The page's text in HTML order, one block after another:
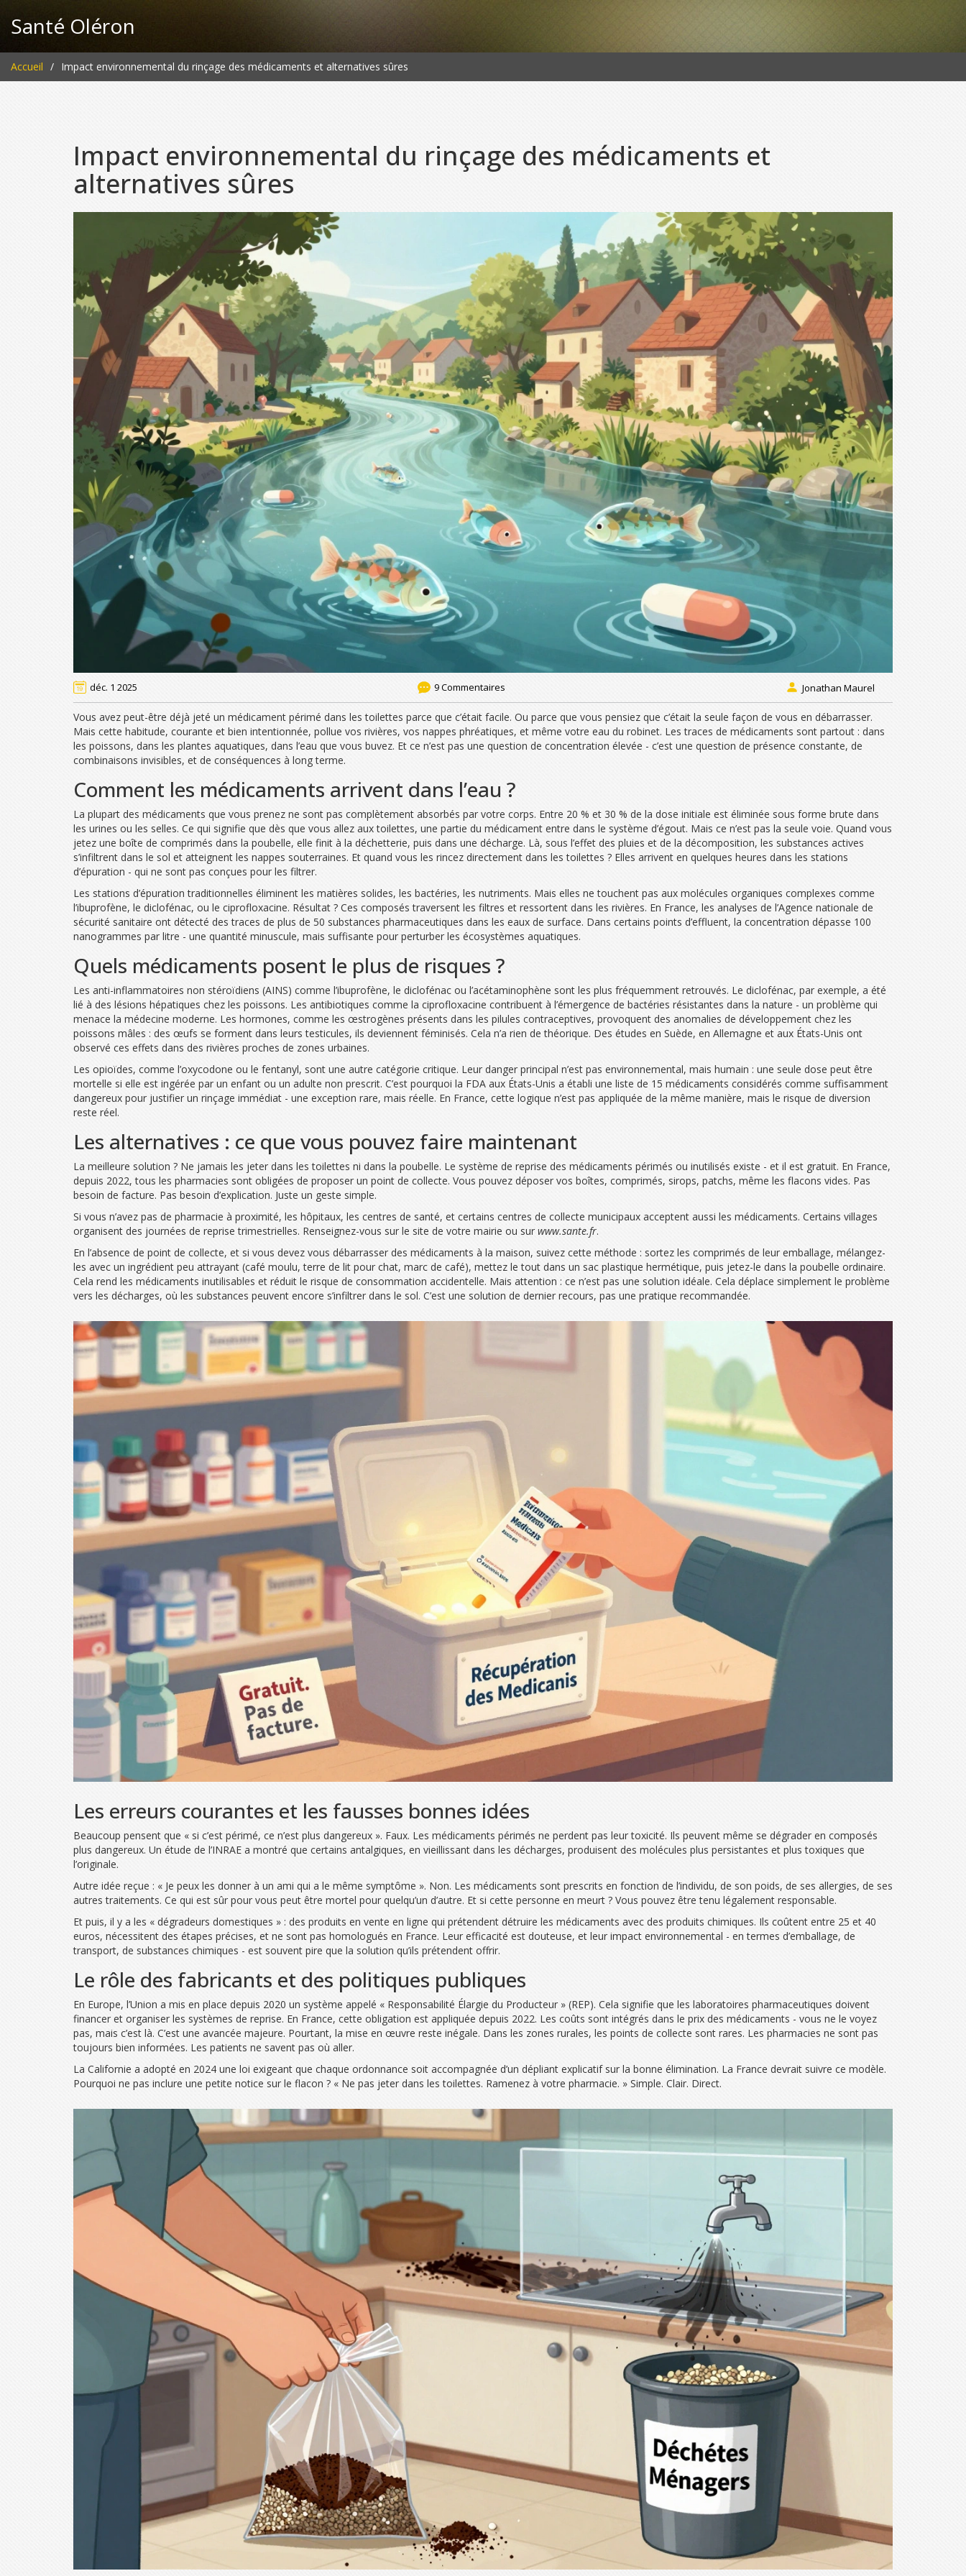
Santé Oléron
Accueil Impact environnemental du rinçage des médicaments et alternatives sûres
Impact environnemental du rinçage des médicaments et
alternatives sûres
déc. 1 2025 9 Commentaires Jonathan Maurel
Vous avez peut-être déjà jeté un médicament périmé dans les toilettes parce que c’était facile. Ou parce que vous pensiez que c’était la seule façon de vous en débarrasser.
Mais cette habitude, courante et bien intentionnée, pollue vos rivières, vos nappes phréatiques, et même votre eau du robinet. Les traces de médicaments sont partout : dans
les poissons, dans les plantes aquatiques, dans l’eau que vous buvez. Et ce n’est pas une question de concentration élevée - c’est une question de présence constante, de
combinaisons invisibles, et de conséquences à long terme.
Comment les médicaments arrivent dans l’eau ?
La plupart des médicaments que vous prenez ne sont pas complètement absorbés par votre corps. Entre 20 % et 30 % de la dose initiale est éliminée sous forme brute dans
les urines ou les selles. Ce qui signifie que dès que vous allez aux toilettes, une partie du médicament entre dans le système d’égout. Mais ce n’est pas la seule voie. Quand vous
jetez une boîte de comprimés dans la poubelle, elle finit à la déchetterie, puis dans une décharge. Là, sous l’effet des pluies et de la décomposition, les substances actives
s’infiltrent dans le sol et atteignent les nappes souterraines. Et quand vous les rincez directement dans les toilettes ? Elles arrivent en quelques heures dans les stations
d’épuration - qui ne sont pas conçues pour les filtrer.
Les stations d’épuration traditionnelles éliminent les matières solides, les bactéries, les nutriments. Mais elles ne touchent pas aux molécules organiques complexes comme
l’ibuprofène, le diclofénac, ou le ciprofloxacine. Résultat ? Ces composés traversent les filtres et ressortent dans les rivières. En France, les analyses de l’Agence nationale de
sécurité sanitaire ont détecté des traces de plus de 50 substances pharmaceutiques dans les eaux de surface. Dans certains points d’effluent, la concentration dépasse 100
nanogrammes par litre - une quantité minuscule, mais suffisante pour perturber les écosystèmes aquatiques.
Quels médicaments posent le plus de risques ?
Les anti-inflammatoires non stéroïdiens (AINS) comme l’ibuprofène, le diclofénac ou l’acétaminophène sont les plus fréquemment retrouvés. Le diclofénac, par exemple, a été
lié à des lésions hépatiques chez les poissons. Les antibiotiques comme la ciprofloxacine contribuent à l’émergence de bactéries résistantes dans la nature - un problème qui
menace la médecine moderne. Les hormones, comme les œstrogènes présents dans les pilules contraceptives, provoquent des anomalies de développement chez les
poissons mâles : des œufs se forment dans leurs testicules, ils deviennent féminisés. Cela n’a rien de théorique. Des études en Suède, en Allemagne et aux États-Unis ont
observé ces effets dans des rivières proches de zones urbaines.
Les opioïdes, comme l’oxycodone ou le fentanyl, sont une autre catégorie critique. Leur danger principal n’est pas environnemental, mais humain : une seule dose peut être
mortelle si elle est ingérée par un enfant ou un adulte non prescrit. C’est pourquoi la FDA aux États-Unis a établi une liste de 15 médicaments considérés comme suffisamment
dangereux pour justifier un rinçage immédiat - une exception rare, mais réelle. En France, cette logique n’est pas appliquée de la même manière, mais le risque de diversion
reste réel.
Les alternatives : ce que vous pouvez faire maintenant
La meilleure solution ? Ne jamais les jeter dans les toilettes ni dans la poubelle. Le système de reprise des médicaments périmés ou inutilisés existe - et il est gratuit. En France,
depuis 2022, tous les pharmacies sont obligées de proposer un point de collecte. Vous pouvez déposer vos boîtes, comprimés, sirops, patchs, même les flacons vides. Pas
besoin de facture. Pas besoin d’explication. Juste un geste simple.
Si vous n’avez pas de pharmacie à proximité, les hôpitaux, les centres de santé, et certains centres de collecte municipaux acceptent aussi les médicaments. Certains villages
organisent des journées de reprise trimestrielles. Renseignez-vous sur le site de votre mairie ou surwww.sante.fr.
En l’absence de point de collecte, et si vous devez vous débarrasser des médicaments à la maison, suivez cette méthode : sortez les comprimés de leur emballage, mélangez-
les avec un ingrédient peu attrayant (café moulu, terre de lit pour chat, marc de café), mettez le tout dans un sac plastique hermétique, puis jetez-le dans la poubelle ordinaire.
Cela rend les médicaments inutilisables et réduit le risque de consommation accidentelle. Mais attention : ce n’est pas une solution idéale. Cela déplace simplement le problème
vers les décharges, où les substances peuvent encore s’infiltrer dans le sol. C’est une solution de dernier recours, pas une pratique recommandée.
Les erreurs courantes et les fausses bonnes idées
Beaucoup pensent que « si c’est périmé, ce n’est plus dangereux ». Faux. Les médicaments périmés ne perdent pas leur toxicité. Ils peuvent même se dégrader en composés
plus dangereux. Un étude de l’INRAE a montré que certains antalgiques, en vieillissant dans les décharges, produisent des molécules plus persistantes et plus toxiques que
l’originale.
Autre idée reçue : « Je peux les donner à un ami qui a le même symptôme ». Non. Les médicaments sont prescrits en fonction de l’individu, de son poids, de ses allergies, de ses
autres traitements. Ce qui est sûr pour vous peut être mortel pour quelqu’un d’autre. Et si cette personne en meurt ? Vous pouvez être tenu légalement responsable.
Et puis, il y a les « dégradeurs domestiques » : des produits en vente en ligne qui prétendent détruire les médicaments avec des produits chimiques. Ils coûtent entre 25 et 40
euros, nécessitent des étapes précises, et ne sont pas homologués en France. Leur efficacité est douteuse, et leur impact environnemental - en termes d’emballage, de
transport, de substances chimiques - est souvent pire que la solution qu’ils prétendent offrir.
Le rôle des fabricants et des politiques publiques
En Europe, l’Union a mis en place depuis 2020 un système appelé « Responsabilité Élargie du Producteur » (REP). Cela signifie que les laboratoires pharmaceutiques doivent
financer et organiser les systèmes de reprise. En France, cette obligation est appliquée depuis 2022. Les coûts sont intégrés dans le prix des médicaments - vous ne le voyez
pas, mais c’est là. C’est une avancée majeure. Pourtant, la mise en œuvre reste inégale. Dans les zones rurales, les points de collecte sont rares. Les pharmacies ne sont pas
toujours bien informées. Les patients ne savent pas où aller.
La Californie a adopté en 2024 une loi exigeant que chaque ordonnance soit accompagnée d’un dépliant explicatif sur la bonne élimination. La France devrait suivre ce modèle.
Pourquoi ne pas inclure une petite notice sur le flacon ? « Ne pas jeter dans les toilettes. Ramenez à votre pharmacie. » Simple. Clair. Direct.